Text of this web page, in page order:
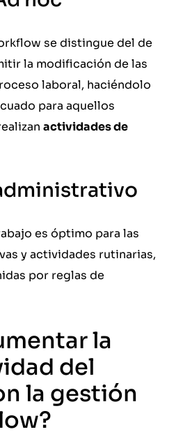
se distingue del de
la modificación de las
laboral, haciéndolo
para aquellos
actividades de
es óptimo para las
y actividades rutinarias,
por reglas de
la
del
la gestión